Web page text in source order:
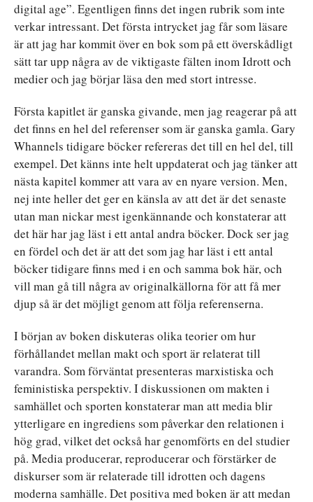
digital age”. Egentligen finns det ingen rubrik som inte
verkar intressant. Det första intrycket jag får som läsare
är att jag har kommit över en bok som på ett överskådligt
sätt tar upp några av de viktigaste fälten inom Idrott och
medier och jag börjar läsa den med stort intresse.
Första kapitlet är ganska givande, men jag reagerar på att
det finns en hel del referenser som är ganska gamla. Gary
Whannels tidigare böcker refereras det till en hel del, till
exempel. Det känns inte helt uppdaterat och jag tänker att
nästa kapitel kommer att vara av en nyare version. Men,
nej inte heller det ger en känsla av att det är det senaste
utan man nickar mest igenkännande och konstaterar att
det här har jag läst i ett antal andra böcker. Dock ser jag
en fördel och det är att det som jag har läst i ett antal
böcker tidigare finns med i en och samma bok här, och
vill man gå till några av originalkällorna för att få mer
djup så är det möjligt genom att följa referenserna.
I början av boken diskuteras olika teorier om hur
förhållandet mellan makt och sport är relaterat till
varandra. Som förväntat presenteras marxistiska och
feministiska perspektiv. I diskussionen om makten i
samhället och sporten konstaterar man att media blir
ytterligare en ingrediens som påverkar den relationen i
hög grad, vilket det också har genomförts en del studier
på. Media producerar, reproducerar och förstärker de
diskurser som är relaterade till idrotten och dagens
moderna samhälle. Det positiva med boken är att medan